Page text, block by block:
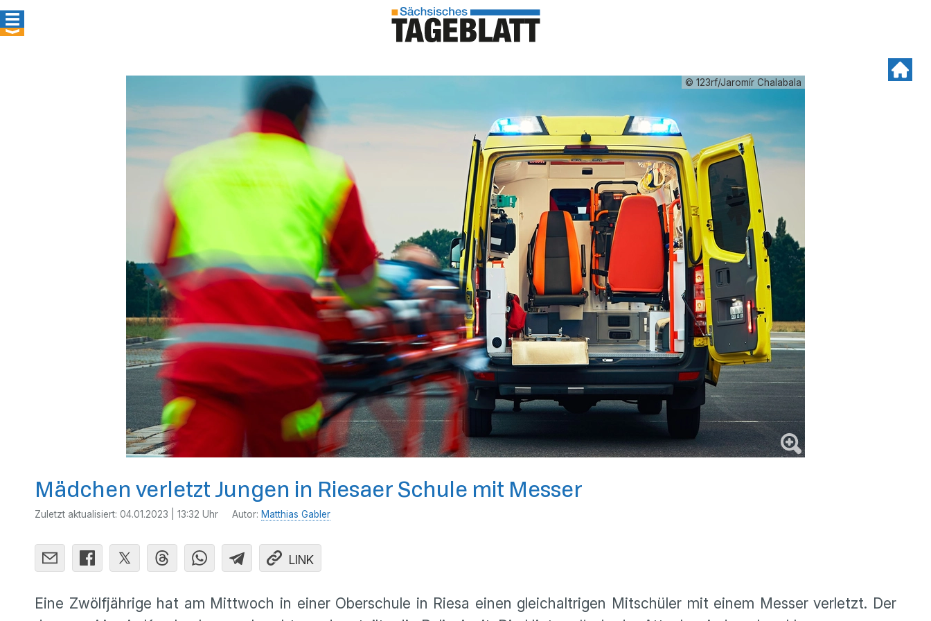
© 123rf/Jaromír Chalabala
Mädchen verletzt Jungen in Riesaer Schule mit Messer
Zuletzt aktualisiert: 04.01.2023 | 13:32 Uhr Autor: Matthias Gabler
LINK
Eine Zwölfjährige hat am Mittwoch in einer Oberschule in Riesa einen gleichaltrigen Mitschüler mit einem Messer verletzt. Der